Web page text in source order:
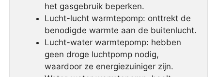
het gasgebruik beperken.
Lucht-lucht warmtepomp: onttrekt de
benodigde warmte aan de buitenlucht.
Lucht-water warmtepomp: hebben
geen droge luchtpomp nodig,
waardoor ze energiezuiniger zijn.